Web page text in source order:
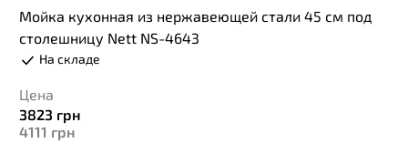
Мойка кухонная из нержавеющей стали 45 см под
столешницу Nett NS-4643
На складе
Цена
3823 грн
4111 грн